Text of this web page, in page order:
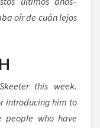
oír de cuán lejos
this week.
introducing him to
who have